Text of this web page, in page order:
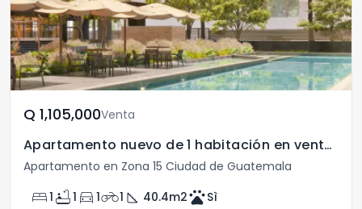
Q	1,105,000Venta
Apartamento nuevo de 1 habitación en venta en zona 15
Apartamento en Zona 15 Ciudad de Guatemala
bed1 bathtub1 directions_car 1motorcycle1 square_foot 40.4m2petsSì